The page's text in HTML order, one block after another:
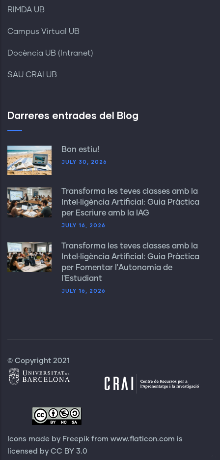
RIMDA UB
Campus Virtual UB
Docència UB (Intranet)
SAU CRAI UB
Darreres entrades del Blog
Bon estiu!
JULY 30, 2026
Transforma les teves classes amb la
Intel·ligència Artificial: Guia Pràctica
per Escriure amb la IAG
JULY 16, 2026
Transforma les teves classes amb la
Intel·ligència Artificial: Guia Pràctica
per Fomentar l'Autonomia de
l'Estudiant
JULY 16, 2026
© Copyright 2021
Icons made by Freepik from www.flaticon.com is
licensed by CC BY 3.0